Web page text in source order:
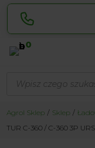
Sylwia
729
0
produktów
Agrol Sklep Sklep
TUR C-360 / C-360 3P